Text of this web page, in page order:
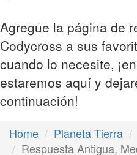
Agregue la página de
Codycross a sus
cuando lo necesite,
estaremos aquí y
continuación!
Home Planeta Tierra
Respuesta Antigua,